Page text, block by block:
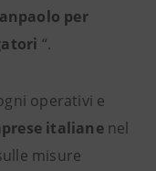
per
“.
operativi e
italianenel
misure